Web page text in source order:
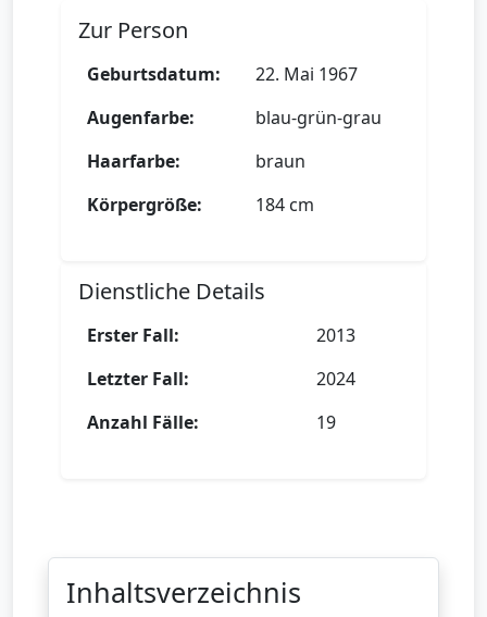
Zur Person
Geburtsdatum:
22. Mai 1967
Augenfarbe:
blau-grün-grau
Haarfarbe:
braun
Körpergröße:
184 cm
Dienstliche Details
Erster Fall:
2013
Letzter Fall:
2024
Anzahl Fälle:
19
Inhaltsverzeichnis